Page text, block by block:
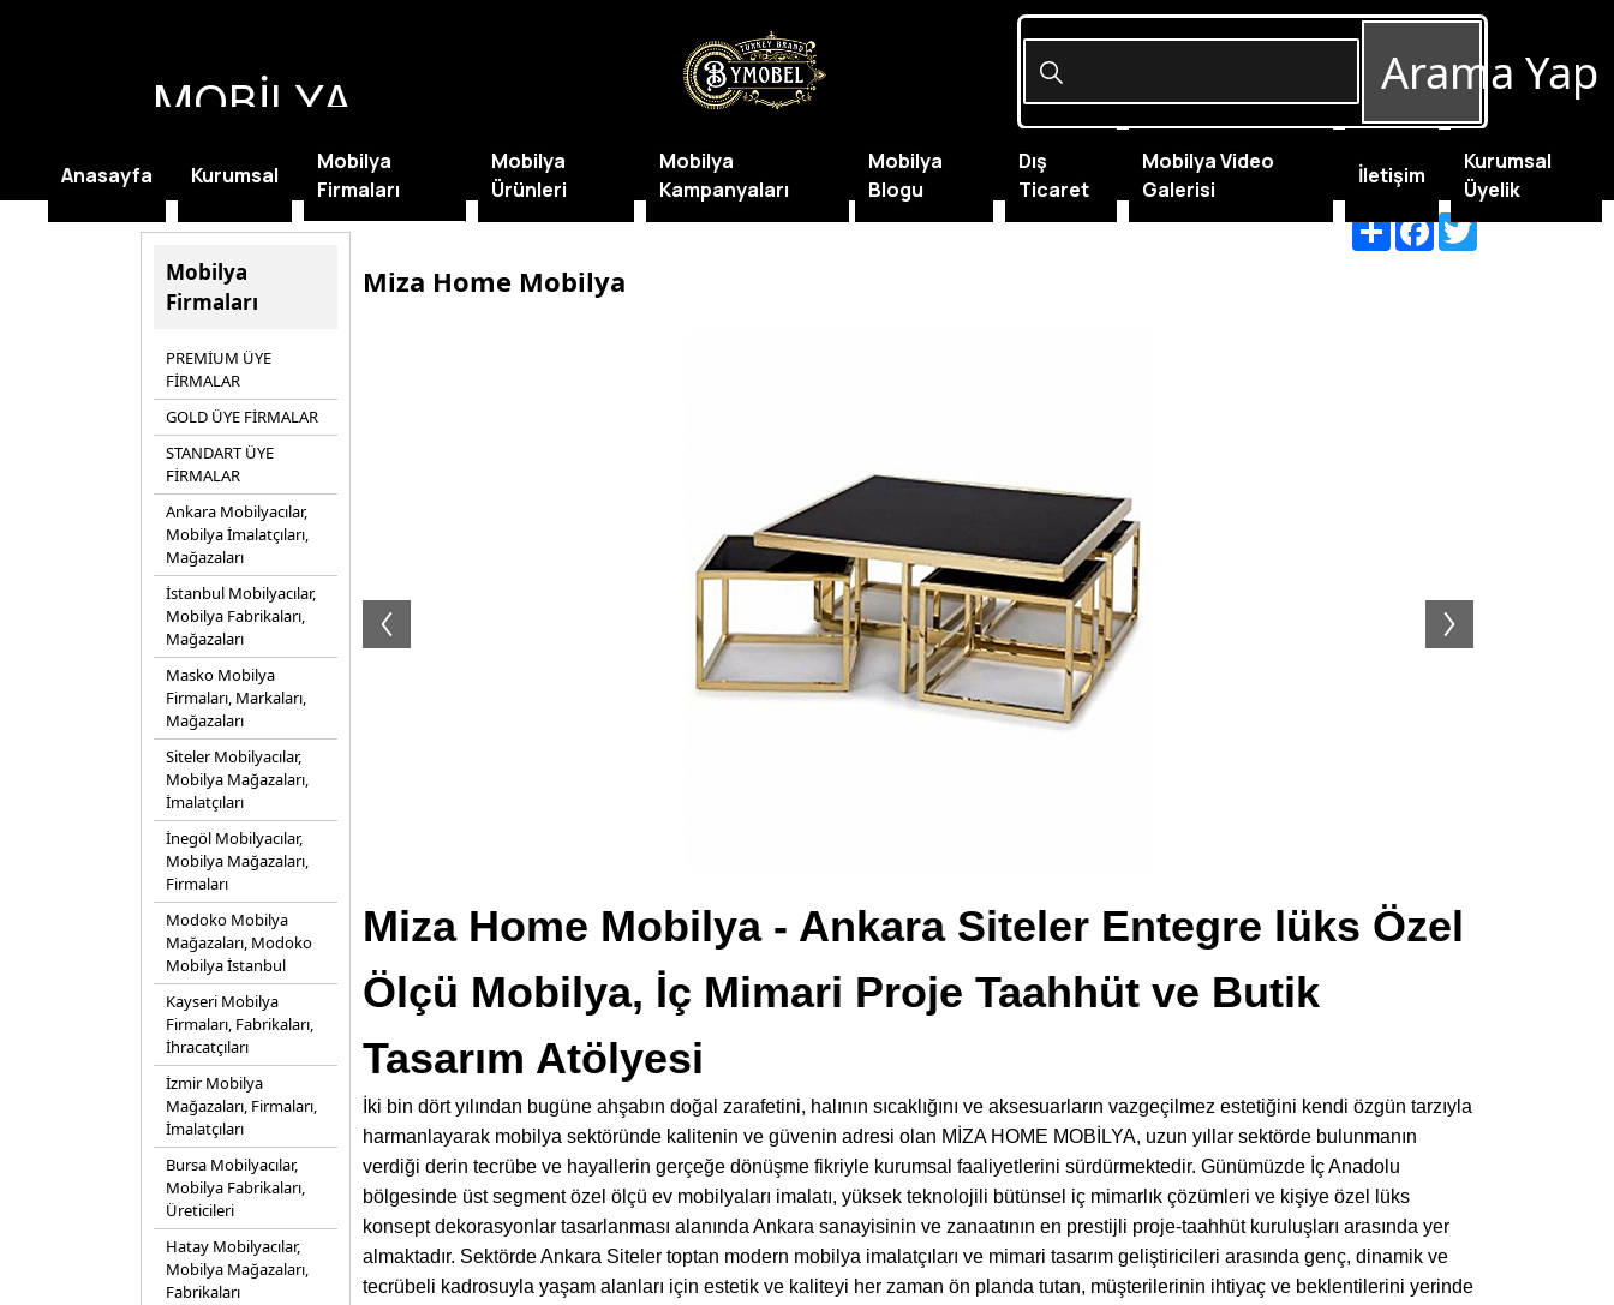
Mobilya
Firmaları
PREMİUM ÜYE
FİRMALAR
GOLD ÜYE FİRMALAR
STANDART ÜYE
FİRMALAR
Ankara Mobilyacılar,
Mobilya İmalatçıları,
Mağazaları
İstanbul Mobilyacılar,
Mobilya Fabrikaları,
Mağazaları
Masko Mobilya
Firmaları, Markaları,
Mağazaları
Siteler Mobilyacılar,
Mobilya Mağazaları,
İmalatçıları
İnegöl Mobilyacılar,
Mobilya Mağazaları,
Firmaları
Modoko Mobilya
Mağazaları, Modoko
Mobilya İstanbul
Kayseri Mobilya
Firmaları, Fabrikaları,
İhracatçıları
İzmir Mobilya
Mağazaları, Firmaları,
İmalatçıları
Bursa Mobilyacılar,
Mobilya Fabrikaları,
Üreticileri
Hatay Mobilyacılar,
Mobilya Mağazaları,
Fabrikaları
Miza Home Mobilya
Miza Home Mobilya - Ankara Siteler Entegre lüks Özel
Ölçü Mobilya, İç Mimari Proje Taahhüt ve Butik
Tasarım Atölyesi
İki bin dört yılından bugüne ahşabın doğal zarafetini, halının sıcaklığını ve aksesuarların vazgeçilmez estetiğini kendi özgün tarzıyla
harmanlayarak mobilya sektöründe kalitenin ve güvenin adresi olan MİZA HOME MOBİLYA, uzun yıllar sektörde bulunmanın
verdiği derin tecrübe ve hayallerin gerçeğe dönüşme fikriyle kurumsal faaliyetlerini sürdürmektedir. Günümüzde İç Anadolu
bölgesinde üst segment özel ölçü ev mobilyaları imalatı, yüksek teknolojili bütünsel iç mimarlık çözümleri ve kişiye özel lüks
konsept dekorasyonlar tasarlanması alanında Ankara sanayisinin ve zanaatının en prestijli proje-taahhüt kuruluşları arasında yer
almaktadır. Sektörde Ankara Siteler toptan modern mobilya imalatçıları ve mimari tasarım geliştiricileri arasında genç, dinamik ve
tecrübeli kadrosuyla yaşam alanları için estetik ve kaliteyi her zaman ön planda tutan, müşterilerinin ihtiyaç ve beklentilerini yerinde
ShareFacebook
Twitter
MOBİLYA
KAMPANYALARI
Arama Yap
Anasayfa Kurumsal
Mobilya
Firmaları
Mobilya
Ürünleri
Mobilya
Kampanyaları
Mobilya
Blogu
Dış
Ticaret
Mobilya Video
Galerisi
İletişim
Kurumsal
Üyelik